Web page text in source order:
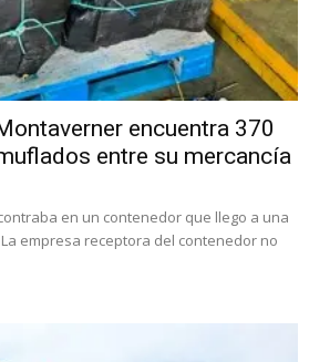
encuentra 370
entre su mercancía
en un contenedor que llego a una
empresa receptora del contenedor no